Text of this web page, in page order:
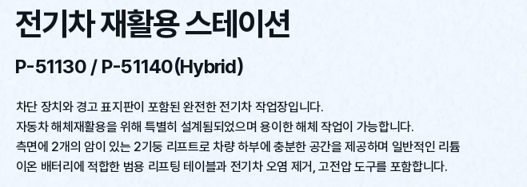
전기차 재활용 스테이션
P-51130 / P-51140(Hybrid)
차단 장치와 경고 표지판이 포함된 완전한 전기차 작업장입니다.
자동차 해체재활용을 위해 특별히 설계됨되었으며 용이한 해체 작업이 가능합니다.
측면에 2개의 암이 있는 2기둥 리프트로 차량 하부에 충분한 공간을 제공하며 일반적인 리튬
이온 배터리에 적합한 범용 리프팅 테이블과 전기차 오염 제거, 고전압 도구를 포함합니다.